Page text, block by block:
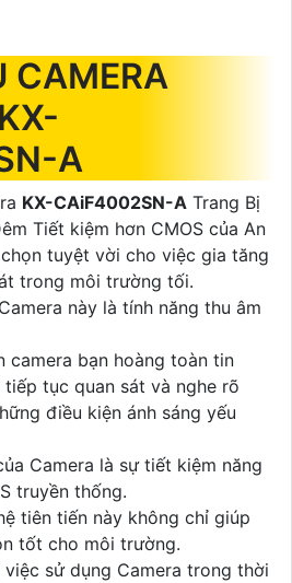
CAMERA
A
KX-CAiF4002SN-A Trang Bị
Tiết kiệm hơn CMOS của An
tuyệt vời cho việc gia tăng
trong môi trường tối.
này là tính năng thu âm
camera bạn hoàng toàn tin
tục quan sát và nghe rõ
điều kiện ánh sáng yếu
Camera là sự tiết kiệm năng
truyền thống.
tiên tiến này không chỉ giúp
tốt cho môi trường.
sử dụng Camera trong thời